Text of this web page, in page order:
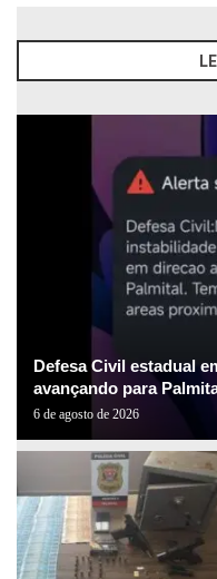
Defesa Civil estadual
avançando para
6 de agosto de 2026